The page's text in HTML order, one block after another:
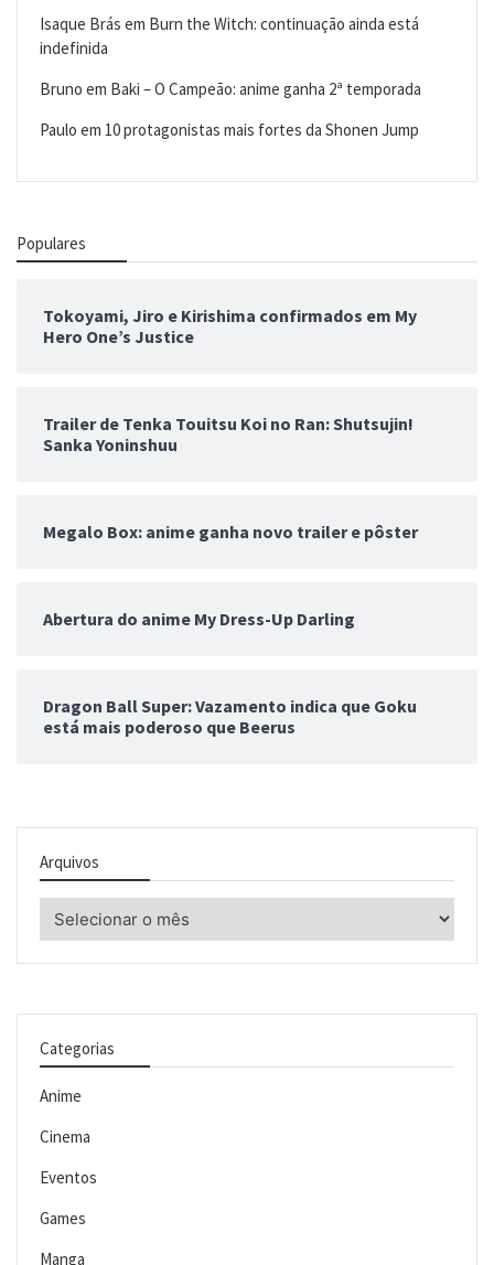
Isaque Brás em Burn the Witch: continuação ainda está
indefinida
Bruno em Baki – O Campeão: anime ganha 2ª temporada
Paulo em 10 protagonistas mais fortes da Shonen Jump
Populares
Tokoyami, Jiro e Kirishima confirmados em My
Hero One’s Justice
Trailer de Tenka Touitsu Koi no Ran: Shutsujin!
Sanka Yoninshuu
Megalo Box: anime ganha novo trailer e pôster
Abertura do anime My Dress-Up Darling
Dragon Ball Super: Vazamento indica que Goku
está mais poderoso que Beerus
Arquivos
Categorias
Anime
Cinema
Eventos
Games
Manga